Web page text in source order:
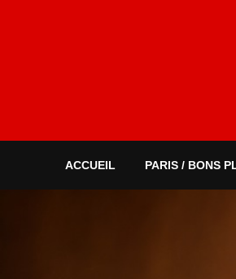
ACCUEIL PARIS / BONS